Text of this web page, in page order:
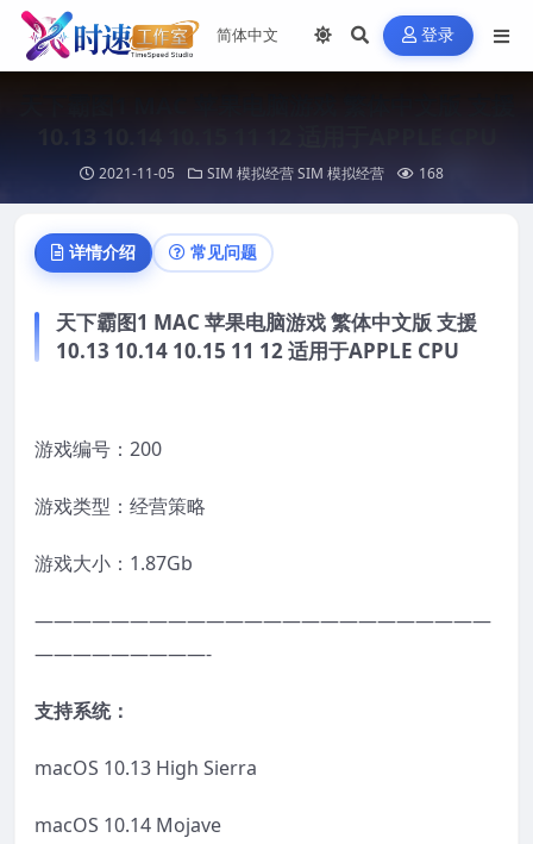
登录
2021-11-05 SIM 模拟经营SIM 模拟经营 168
详情介绍 常见问题
天下霸图1 MAC 苹果电脑游戏 繁体中文版 支援
10.13 10.14 10.15 11 12 适用于APPLE CPU
游戏编号：200
游戏类型：经营策略
游戏大小：1.87Gb
————————————————————————
—————————-
支持系统：
macOS 10.13 High Sierra
macOS 10.14 Mojave